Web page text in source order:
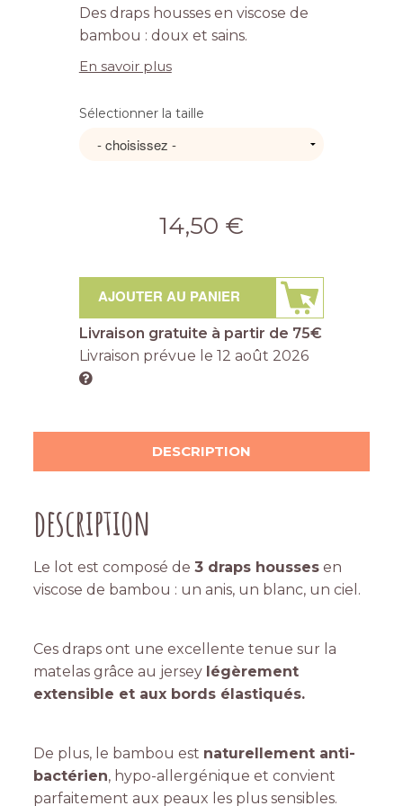
Des draps housses en viscose de
bambou : doux et sains.
En savoir plus
Sélectionner la taille
14,50 €
AJOUTER AU PANIER
Livraison gratuite à partir de 75€
Livraison prévue le 12 août 2026
DESCRIPTION
description
Le lot est composé de3 draps housses en
viscose de bambou : un anis, un blanc, un ciel.
Ces draps ont une excellente tenue sur la
matelas grâce au jersey légèrement
extensible et aux bords élastiqués.
De plus, le bambou est naturellement anti-
bactérien, hypo-allergénique et convient
parfaitement aux peaux les plus sensibles.